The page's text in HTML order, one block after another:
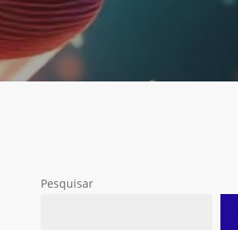
Pesquisar